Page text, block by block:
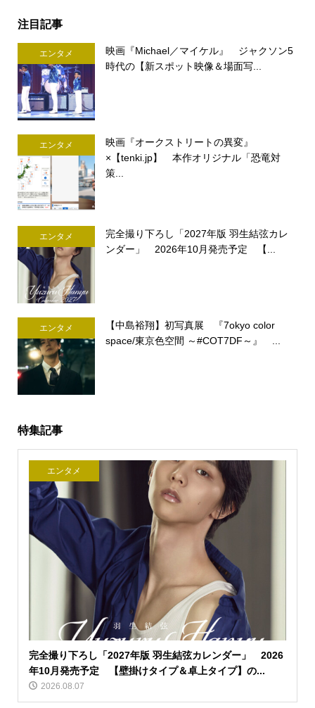
注目記事
エンタメ
映画『Michael／マイケル』 ジャクソン5
時代の【新スポット映像＆場面写...
エンタメ
映画『オークストリートの異変』
×【tenki.jp】 本作オリジナル「恐竜対
策...
エンタメ
完全撮り下ろし「2027年版 羽生結弦カレ
ンダー」 2026年10月発売予定 【...
エンタメ
【中島裕翔】初写真展 『7okyo color
space/東京色空間 ～#COT7DF～』 ...
特集記事
エンタメ
完全撮り下ろし「2027年版 羽生結弦カレンダー」 2026
年10月発売予定 【壁掛けタイプ＆卓上タイプ】の...
2026.08.07